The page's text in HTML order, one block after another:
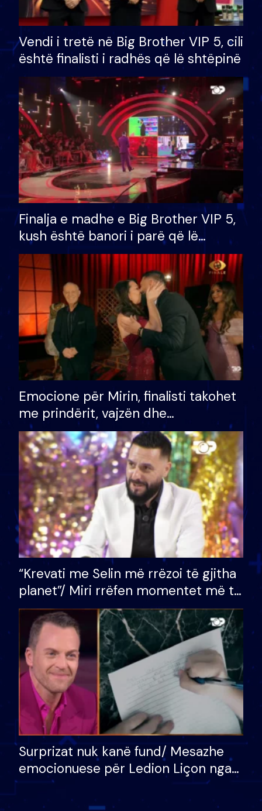
Vendi i tretë në Big Brother VIP 5, cili
është finalisti i radhës që lë shtëpinë
Finalja e madhe e Big Brother VIP 5,
kush është banori i parë që lë
shtëpinë dhe humb mundësinë për
të fituar çmimin e madh
Emocione për Mirin, finalisti takohet
me prindërit, vajzën dhe
bashkëshorten: S’kemi ndonjë letër
divorci apo jo?
“Krevati me Selin më rrëzoi të gjitha
planet”/ Miri rrëfen momentet më të
bukura në shtëpinë e BB VIP: Do më
mungojë zilja e mëngjesit kur…
Surprizat nuk kanë fund/ Mesazhe
emocionuese për Ledion Liçon nga
nëna dhe fëmijët e tij, moderatori
nuk i mban dot lotët: Nuk meritoj…